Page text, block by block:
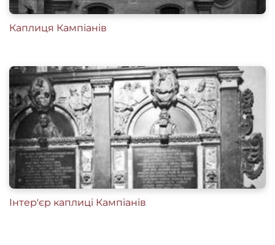
Каплиця Кампіанів
Інтер'єр каплиці Кампіанів